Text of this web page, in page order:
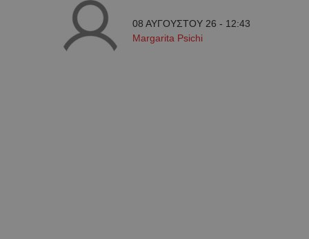
08 ΑΥΓΟΥΣΤΟΥ 26 - 12:43
Margarita Psichi